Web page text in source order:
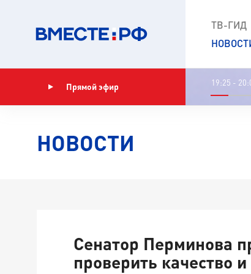
ТВ-ГИД
Прямой эфир 19:25 -
НОВОСТИ
Сенатор Перминова
проверить качество и